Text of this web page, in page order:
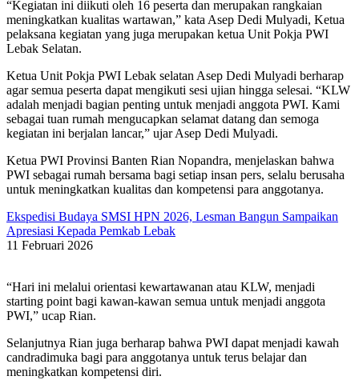
“Kegiatan ini diikuti oleh 16 peserta dan merupakan rangkaian
meningkatkan kualitas wartawan,” kata Asep Dedi Mulyadi, Ketua
pelaksana kegiatan yang juga merupakan ketua Unit Pokja PWI
Lebak Selatan.
Ketua Unit Pokja PWI Lebak selatan Asep Dedi Mulyadi berharap
agar semua peserta dapat mengikuti sesi ujian hingga selesai. “KLW
adalah menjadi bagian penting untuk menjadi anggota PWI. Kami
sebagai tuan rumah mengucapkan selamat datang dan semoga
kegiatan ini berjalan lancar,” ujar Asep Dedi Mulyadi.
Ketua PWI Provinsi Banten Rian Nopandra, menjelaskan bahwa
PWI sebagai rumah bersama bagi setiap insan pers, selalu berusaha
untuk meningkatkan kualitas dan kompetensi para anggotanya.
Ekspedisi Budaya SMSI HPN 2026, Lesman Bangun Sampaikan
Apresiasi Kepada Pemkab Lebak
11 Februari 2026
“Hari ini melalui orientasi kewartawanan atau KLW, menjadi
starting point bagi kawan-kawan semua untuk menjadi anggota
PWI,” ucap Rian.
Selanjutnya Rian juga berharap bahwa PWI dapat menjadi kawah
candradimuka bagi para anggotanya untuk terus belajar dan
meningkatkan kompetensi diri.